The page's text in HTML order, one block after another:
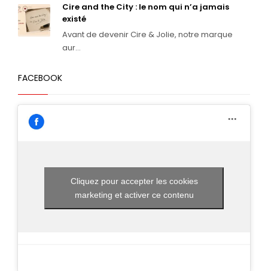
Cire and the City : le nom qui n’a jamais
existé
Avant de devenir Cire & Jolie, notre marque
aur...
FACEBOOK
Cliquez pour accepter les cookies
marketing et activer ce contenu